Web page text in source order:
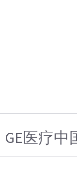
GE医疗中